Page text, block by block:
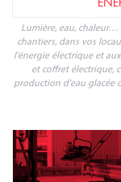
Lumière, eau,
chantiers, dans vos
l'énergie électrique et
et coffret électrique,
production d'eau glacée